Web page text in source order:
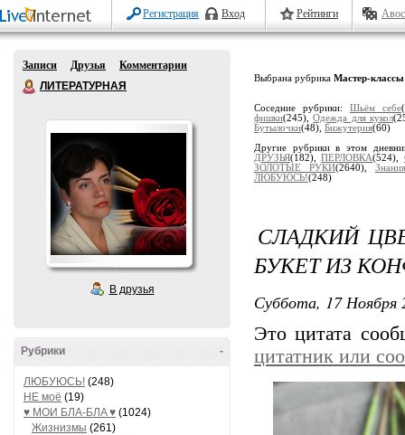
Регистрация Вход Рейтинги
Записи Друзья
Комментарии
ЛИТЕРАТУРНАЯ
В друзья
-
Рубрики
ЛЮБУЮСЬ! (248)
НЕ моё (19)
♥ МОИ БЛA-БЛA ♥ (1024)
Жизнизмы (261)
Выбрана рубрика Мастер-
Соседние рубрики: Шьём себе
фишки(245),Одеждa для кукол
Бутылочки(48), Бижутерия(60)
Другие рубрики в этом
ДРУЗЬЯ(182),ПЕРЛОВКА(524),
ЗОЛОТЫЕ РУКИ(2640), Знания
ЛЮБУЮСЬ!(248)
СЛАДКИЙ
БУКЕТ ИЗ
Суббота, 17 Ноября
Это цитата
цитатник или